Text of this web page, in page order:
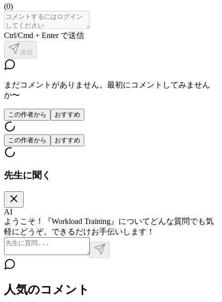
(0)
Ctrl/Cmd + Enter で送信
送信
まだコメントがありません。最初にコメントしてみません
か〜
この作者から おすすめ
この作者から おすすめ
先生に聞く
AI
ようこそ！『Workload Training』についてどんな質問でも気
軽にどうぞ。できるだけお手伝いします！
人気のコメント